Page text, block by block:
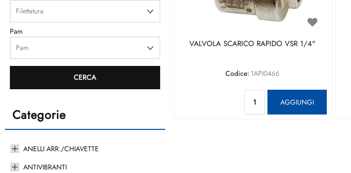
Pam
Categorie
ANELLI ARR./CHIAVETTE
ANTIVIBRANTI
VALVOLA SCARICO RAPIDO VSR 1/4"
Codice: 1API0466
AGGIUNGI